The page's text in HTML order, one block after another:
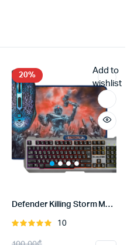
20%
Add to
wishlist
Defender Killing Storm MKP-013L
Оценка
10